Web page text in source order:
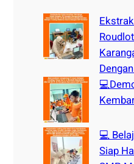
💻
Siap